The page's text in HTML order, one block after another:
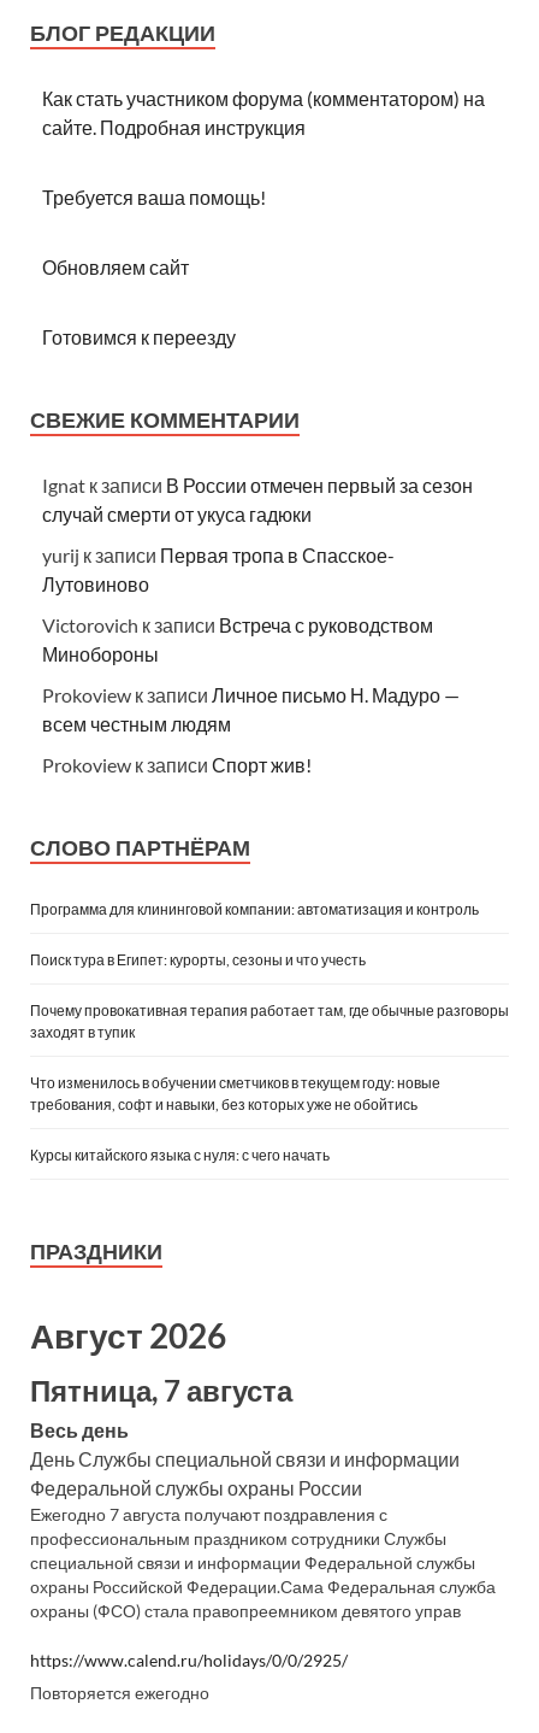
БЛОГ РЕДАКЦИИ
Как стать участником форума (комментатором) на
сайте. Подробная инструкция
Требуется ваша помощь!
Обновляем сайт
Готовимся к переезду
СВЕЖИЕ КОММЕНТАРИИ
Ignat к записи В России отмечен первый за сезон
случай смерти от укуса гадюки
yurij к записи Первая тропа в Спасское-
Лутовиново
Victorovich к записи Встреча с руководством
Минобороны
Prokoview к записи Личное письмо Н. Мадуро —
всем честным людям
Prokoview к записи Спорт жив!
СЛОВО ПАРТНЁРАМ
Программа для клининговой компании: автоматизация и контроль
Поиск тура в Египет: курорты, сезоны и что учесть
Почему провокативная терапия работает там, где обычные разговоры
заходят в тупик
Что изменилось в обучении сметчиков в текущем году: новые
требования, софт и навыки, без которых уже не обойтись
Курсы китайского языка с нуля: с чего начать
ПРАЗДНИКИ
Август 2026
Пятница, 7 августа
Весь день
День Службы специальной связи и информации
Федеральной службы охраны России
Ежегодно 7 августа получают поздравления с
профессиональным праздником сотрудники Службы
специальной связи и информации Федеральной службы
охраны Российской Федерации.Сама Федеральная служба
охраны (ФСО) стала правопреемником девятого управ
https://www.calend.ru/holidays/0/0/2925/
Повторяется ежегодно